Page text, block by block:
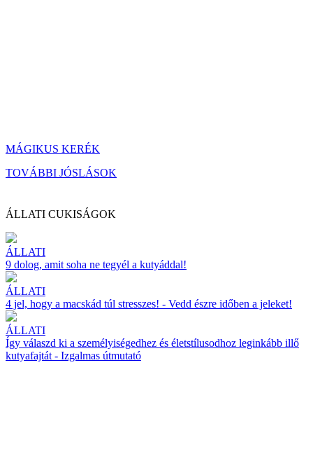
MÁGIKUS KERÉK
TOVÁBBI JÓSLÁSOK
ÁLLATI CUKISÁGOK
ÁLLATI
9 dolog, amit soha ne tegyél a kutyáddal!
ÁLLATI
4 jel, hogy a macskád túl stresszes! - Vedd észre időben a jeleket!
ÁLLATI
Így válaszd ki a személyiségedhez és életstílusodhoz leginkább illő
kutyafajtát - Izgalmas útmutató